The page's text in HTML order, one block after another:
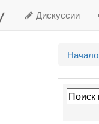
Дискуссии
Начало